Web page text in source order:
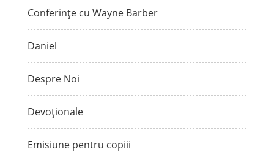
Conferințe cu Wayne Barber
Daniel
Despre Noi
Devoționale
Emisiune pentru copiii